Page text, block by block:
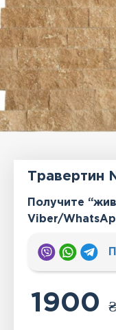
Травертин
Получите
Viber/
1900₴